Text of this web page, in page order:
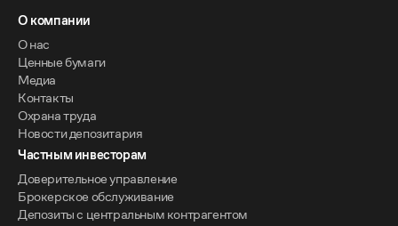
O компании
О нас
Ценные бумаги
Медиа
Контакты
Охрана труда
Новости депозитария
Частным инвесторам
Доверительное управление
Брокерское обслуживание
Депозиты с центральным контрагентом